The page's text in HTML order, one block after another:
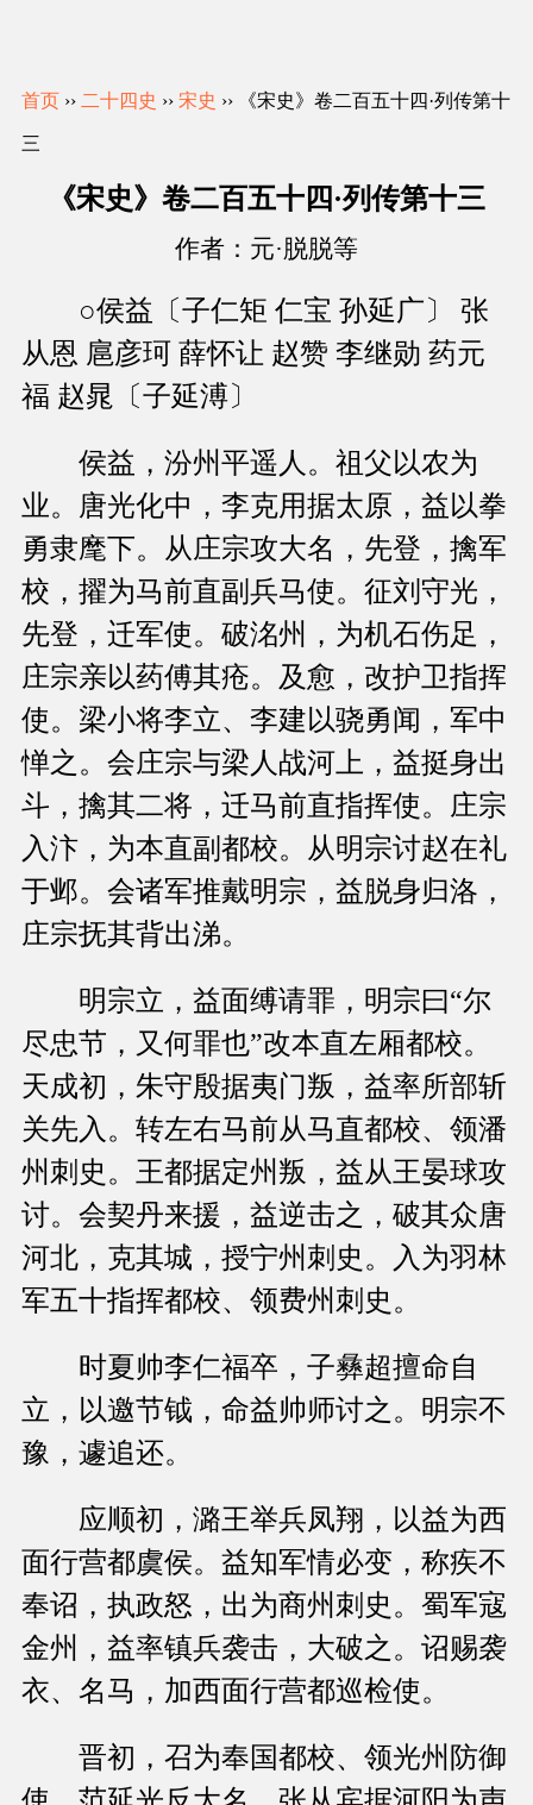
首页 ›› 二十四史 ›› 宋史 ›› 《宋史》卷二百五十四·列传第十
三
《宋史》卷二百五十四·列传第十三
作者：元·脱脱等
○侯益〔子仁矩 仁宝 孙延广〕 张
从恩 扈彦珂 薛怀让 赵赞 李继勋 药元
福 赵晁〔子延溥〕
侯益，汾州平遥人。祖父以农为
业。唐光化中，李克用据太原，益以拳
勇隶麾下。从庄宗攻大名，先登，擒军
校，擢为马前直副兵马使。征刘守光，
先登，迁军使。破洺州，为机石伤足，
庄宗亲以药傅其疮。及愈，改护卫指挥
使。梁小将李立、李建以骁勇闻，军中
惮之。会庄宗与梁人战河上，益挺身出
斗，擒其二将，迁马前直指挥使。庄宗
入汴，为本直副都校。从明宗讨赵在礼
于邺。会诸军推戴明宗，益脱身归洛，
庄宗抚其背出涕。
明宗立，益面缚请罪，明宗曰“尔
尽忠节，又何罪也”改本直左厢都校。
天成初，朱守殷据夷门叛，益率所部斩
关先入。转左右马前从马直都校、领潘
州刺史。王都据定州叛，益从王晏球攻
讨。会契丹来援，益逆击之，破其众唐
河北，克其城，授宁州刺史。入为羽林
军五十指挥都校、领费州刺史。
时夏帅李仁福卒，子彝超擅命自
立，以邀节钺，命益帅师讨之。明宗不
豫，遽追还。
应顺初，潞王举兵凤翔，以益为西
面行营都虞侯。益知军情必变，称疾不
奉诏，执政怒，出为商州刺史。蜀军寇
金州，益率镇兵袭击，大破之。诏赐袭
衣、名马，加西面行营都巡检使。
晋初，召为奉国都校、领光州防御